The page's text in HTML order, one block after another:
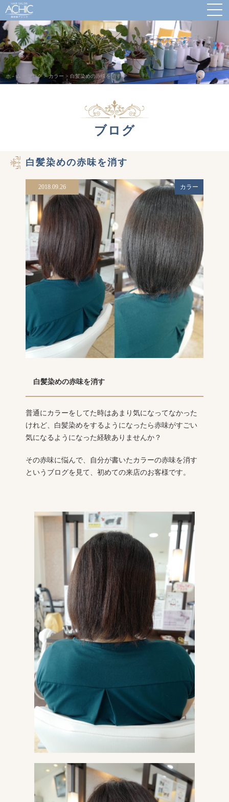
ホ－ム ブログ>カラー >白髪染めの赤味を消す
ブログ
白髪染めの赤味を消す
2018.09.26 カラー
白髪染めの赤味を消す
普通にカラーをしてた時はあまり気になってなかった
けれど、白髪染めをするようになったら赤味がすごい
気になるようになった経験ありませんか？
その赤味に悩んで、自分が書いたカラーの赤味を消す
というブログを見て、初めての来店のお客様です。